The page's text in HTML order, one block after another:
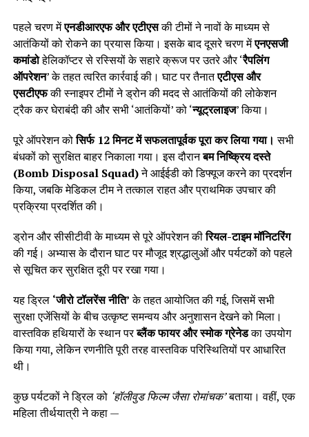
पहले चरण मेंएनडीआरएफ और एटीएसकी टीमों ने नावों के माध्यम से
आतंकियों को रोकने का प्रयास किया। इसके बाद दूसरे चरण मेंएनएसजी
कमांडोहेलिकॉप्टर से रस्सियों के सहारे क्रूज पर उतरे और ‘रैपलिंग
ऑपरेशन’ के तहत त्वरित कार्रवाई की। घाट पर तैनातएटीएस और
एसटीएफकी स्नाइपर टीमों ने ड्रोन की मदद से आतंकियों की लोकेशन
ट्रैक कर घेराबंदी की और सभी ‘आतंकियों’ को ‘न्यूट्रलाइज’ किया।
पूरे ऑपरेशन कोसिर्फ 12 मिनट में सफलतापूर्वक पूरा कर लिया गया। सभी
बंधकों को सुरक्षित बाहर निकाला गया। इस दौरानबम निष्क्रिय दस्ते
(Bomb Disposal Squad)ने आईईडी को डिफ्यूज करने का प्रदर्शन
किया, जबकि मेडिकल टीम ने तत्काल राहत और प्राथमिक उपचार की
प्रक्रिया प्रदर्शित की।
ड्रोन और सीसीटीवी के माध्यम से पूरे ऑपरेशन कीरियल-टाइम मॉनिटरिंग
की गई। अभ्यास के दौरान घाट पर मौजूद श्रद्धालुओं और पर्यटकों को पहले
से सूचित कर सुरक्षित दूरी पर रखा गया।
यह ड्रिल ‘जीरो टॉलरेंस नीति’के तहत आयोजित की गई, जिसमें सभी
सुरक्षा एजेंसियों के बीच उत्कृष्ट समन्वय और अनुशासन देखने को मिला।
वास्तविक हथियारों के स्थान परब्लैंक फायर और स्मोक ग्रेनेडका उपयोग
किया गया, लेकिन रणनीति पूरी तरह वास्तविक परिस्थितियों पर आधारित
थी।
कुछ पर्यटकों ने ड्रिल को ‘हॉलीवुड फिल्म जैसा रोमांचक’बताया। वहीं, एक
महिला तीर्थयात्री ने कहा —